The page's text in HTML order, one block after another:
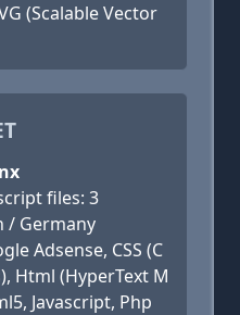
(Scalable Vector
files: 3
/ Germany
Adsense, CSS (C
Html (HyperText M
Javascript, Php